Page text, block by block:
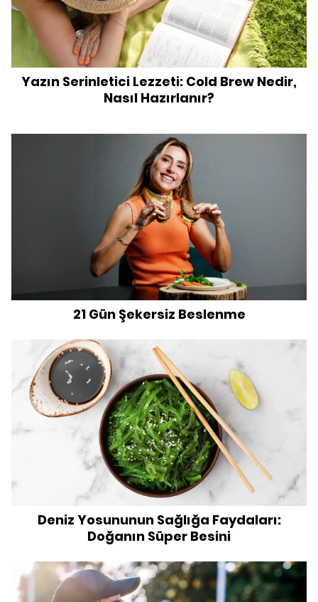
Yazın Serinletici Lezzeti: Cold Brew Nedir,
Nasıl Hazırlanır?
21 Gün Şekersiz Beslenme
Deniz Yosununun Sağlığa Faydaları:
Doğanın Süper Besini